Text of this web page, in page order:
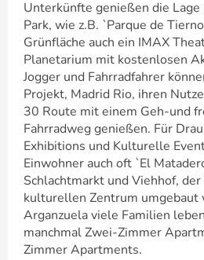
Unterkünfte genießen die Lage
Park, wie z.B. `Parque de
Grünfläche auch ein IMAX
Planetarium mit kostenlosen
Jogger und Fahrradfahrer
Projekt, Madrid Rio, ihren
30 Route mit einem Geh-und
Fahrradweg genießen. Für
Exhibitions und Kulturelle
Einwohner auch oft `El
Schlachtmarkt und Viehhof,
kulturellen Zentrum umgebaut
Arganzuela viele Familien
manchmal Zwei-Zimmer
Zimmer Apartments.